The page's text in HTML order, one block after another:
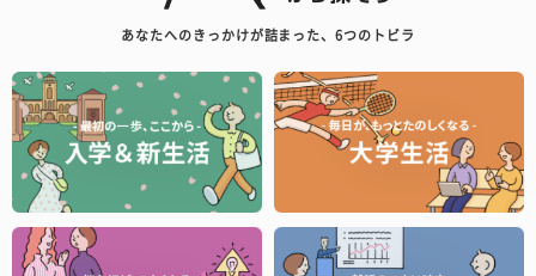
あなたへのきっかけが詰まった、6つのトビラ